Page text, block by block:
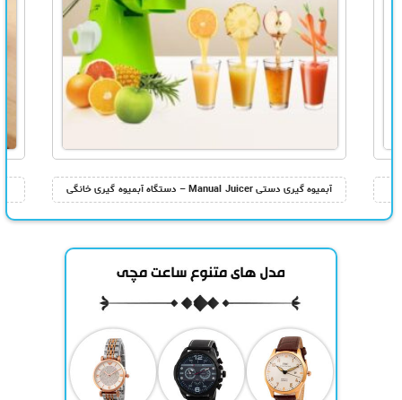
آبمیوه گیری دستی Manual Juicer – دستگاه آبمیوه گیری خانگی